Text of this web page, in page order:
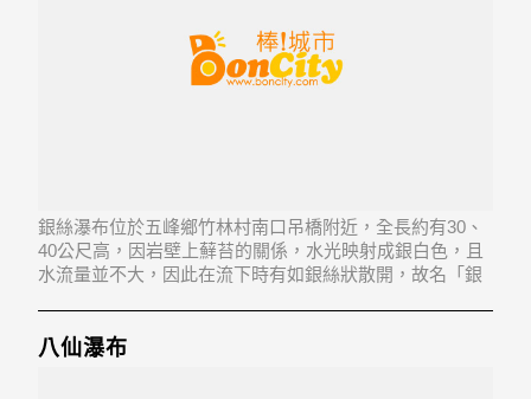
銀絲瀑布位於五峰鄉竹林村南口吊橋附近，全長約有30、
40公尺高，因岩壁上蘚苔的關係，水光映射成銀白色，且
水流量並不大，因此在流下時有如銀絲狀散開，故名「銀
八仙瀑布